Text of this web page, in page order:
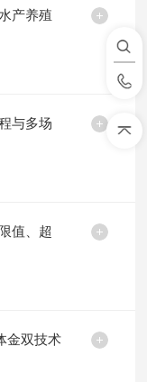
产养殖
与多场
值、超
金双技术